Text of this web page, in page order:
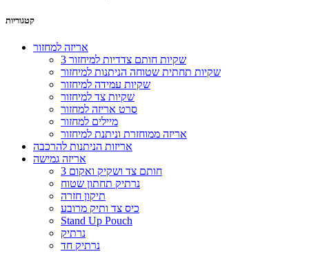
קטגוריות
אריזה למחזור
3 שקיות חותם צדדיות למיחזור
שקיות תחתית שטוחה הניתנות למיחזור
שקיות עמידה למיחזור
שקיות צד למיחזור
סרט אריזה למחזור
מיילים למחזור
אריזה ממוחזרת וניתנת למיחזור
אריזות הניתנות להרכבה
אריזה גמישה
3 חותם צד ושקיק ואקום
נרתיק תחתון שטוח
תיקון חזרה
כיס צד ותיק מרובע
Stand Up Pouch
נרתיק
נרתיק חד